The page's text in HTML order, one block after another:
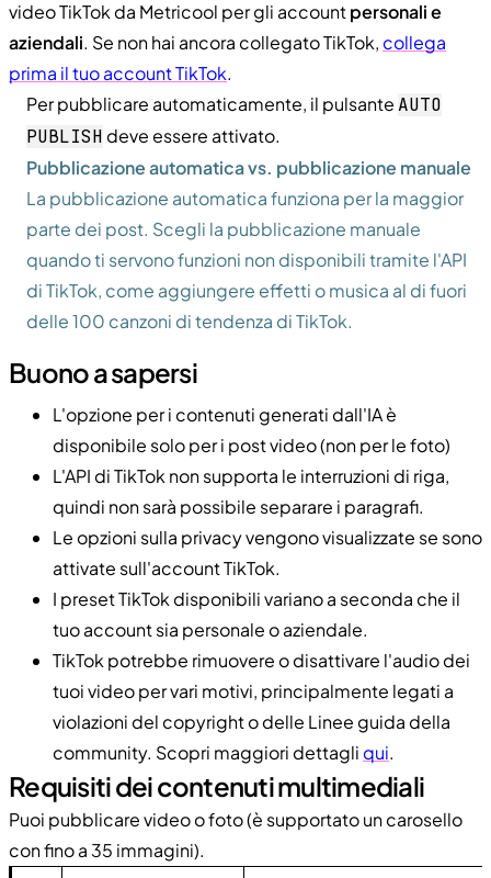
video TikTok da Metricool per gli accountpersonali e
aziendali. Se non hai ancora collegato TikTok, collega
prima il tuo account TikTok.
Per pubblicare automaticamente, il pulsante AUTO
PUBLISH deve essere attivato.
Pubblicazione automatica vs. pubblicazione manuale
La pubblicazione automatica funziona per la maggior
parte dei post. Scegli la pubblicazione manuale
quando ti servono funzioni non disponibili tramite l'API
di TikTok, come aggiungere effetti o musica al di fuori
delle 100 canzoni di tendenza di TikTok.
Buono a sapersi
L'opzione per i contenuti generati dall'IA è
disponibile solo per i post video (non per le foto)
L'API di TikTok non supporta le interruzioni di riga,
quindi non sarà possibile separare i paragrafi.
Le opzioni sulla privacy vengono visualizzate se sono
attivate sull'account TikTok.
I preset TikTok disponibili variano a seconda che il
tuo account sia personale o aziendale.
TikTok potrebbe rimuovere o disattivare l'audio dei
tuoi video per vari motivi, principalmente legati a
violazioni del copyright o delle Linee guida della
community. Scopri maggiori dettagli qui.
Requisiti dei contenuti multimediali
Puoi pubblicare video o foto (è supportato un carosello
con fino a 35 immagini).